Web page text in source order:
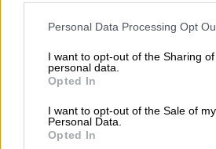
Please note that this website/app
not limited to your visit or usage
grant or deny consent to Google and
use your data for below specified
consent section.
Personal Data Processing Opt
I want to opt-out of the Sharing
personal data.
Opted In
I want to opt-out of the Sale of my
Personal Data.
Opted In
σημαίνει ότι τουριστικά
Ιούνιος για τη Χαλκιδική
συμβαίνει στο δεύτερο
καλοκαίρι, χωρίς να έχουν
σημαντικά τα κρούσματα.
προκρατήσεις και γι’ αυτό
άνοιγμα του καλοκαιριού